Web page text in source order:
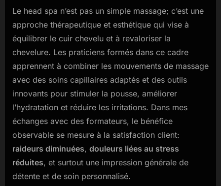
Le head spa n’est pas un simple massage; c’est une
approche thérapeutique et esthétique qui vise à
équilibrer le cuir chevelu et à revaloriser la
chevelure. Les praticiens formés dans ce cadre
apprennent à combiner les mouvements de massage
avec des soins capillaires adaptés et des outils
innovants pour stimuler la pousse, améliorer
l’hydratation et réduire les irritations. Dans mes
échanges avec des formateurs, le bénéfice
observable se mesure à la satisfaction client:
raideurs diminuées, douleurs liées au stress
réduites, et surtout une impression générale de
détente et de soin personnalisé.